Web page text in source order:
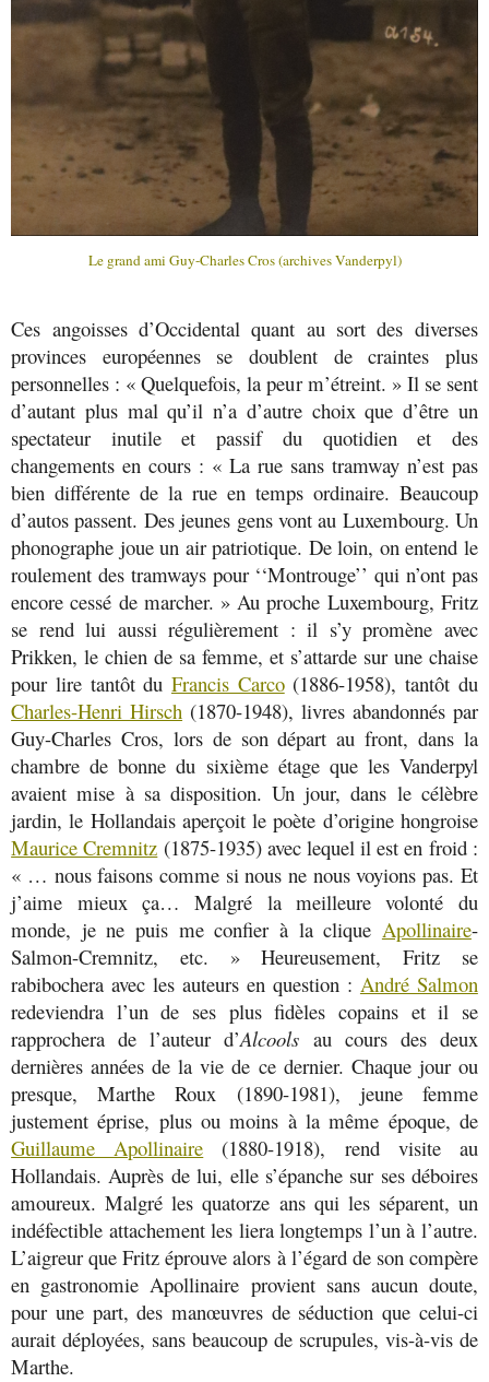
Le grand ami Guy-Charles Cros (archives Vanderpyl)
Ces angoisses d’Occidental quant au sort des diverses
provinces européennes se doublent de craintes plus
personnelles : « Quelquefois, la peur m’étreint. » Il se sent
d’autant plus mal qu’il n’a d’autre choix que d’être un
spectateur inutile et passif du quotidien et des
changements en cours : « La rue sans tramway n’est pas
bien différente de la rue en temps ordinaire. Beaucoup
d’autos passent. Des jeunes gens vont au Luxembourg. Un
phonographe joue un air patriotique. De loin, on entend le
roulement des tramways pour ‘‘Montrouge’’ qui n’ont pas
encore cessé de marcher. » Au proche Luxembourg, Fritz
se rend lui aussi régulièrement : il s’y promène avec
Prikken, le chien de sa femme, et s’attarde sur une chaise
pour lire tantôt du Francis Carco (1886-1958), tantôt du
Charles-Henri Hirsch (1870-1948), livres abandonnés par
Guy-Charles Cros, lors de son départ au front, dans la
chambre de bonne du sixième étage que les Vanderpyl
avaient mise à sa disposition. Un jour, dans le célèbre
jardin, le Hollandais aperçoit le poète d’origine hongroise
Maurice Cremnitz (1875-1935) avec lequel il est en froid :
« … nous faisons comme si nous ne nous voyions pas. Et
j’aime mieux ça… Malgré la meilleure volonté du
monde, je ne puis me confier à la clique Apollinaire-
Salmon-Cremnitz, etc. » Heureusement, Fritz se
rabibochera avec les auteurs en question : André Salmon
redeviendra l’un de ses plus fidèles copains et il se
rapprochera de l’auteur d’Alcools au cours des deux
dernières années de la vie de ce dernier. Chaque jour ou
presque, Marthe Roux (1890-1981), jeune femme
justement éprise, plus ou moins à la même époque, de
Guillaume Apollinaire (1880-1918), rend visite au
Hollandais. Auprès de lui, elle s’épanche sur ses déboires
amoureux. Malgré les quatorze ans qui les séparent, un
indéfectible attachement les liera longtemps l’un à l’autre.
L’aigreur que Fritz éprouve alors à l’égard de son compère
en gastronomie Apollinaire provient sans aucun doute,
pour une part, des manœuvres de séduction que celui-ci
aurait déployées, sans beaucoup de scrupules, vis-à-vis de
Marthe.